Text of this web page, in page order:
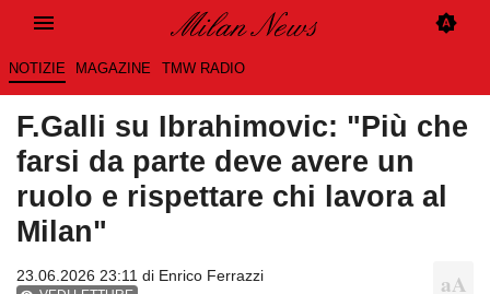
NOTIZIE MAGAZINE TMW RADIO
F.Galli su Ibrahimovic: "Più che
farsi da parte deve avere un
ruolo e rispettare chi lavora al
Milan"
23.06.2026 23:11 di Enrico Ferrazzi